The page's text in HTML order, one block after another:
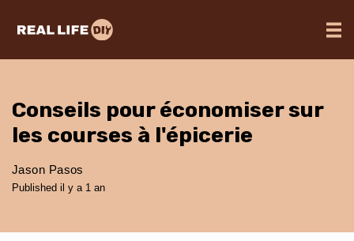
Conseils pour économiser sur
les courses à l'épicerie
Jason Pasos
Published il y a 1 an